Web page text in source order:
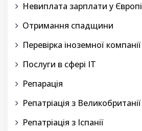
Невиплата зарплати у Європі
Отримання спадщини
Перевірка іноземної компанії
Послуги в сфері IT
Репарація
Репатріація з Великобританії
Репатріація з Іспанії